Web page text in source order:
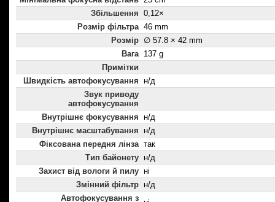
Збільшення 0,12×
Розмір фільтра 46 mm
Розмір ∅ 57.8 × 42 mm
Вага 137 g
Примітки
Швидкість автофокусування н/д
Звук приводу
автофокусування
Внутрішнє фокусування н/д
Внутрішнє масштабування
н/д
Фіксована передня лінза так
Тип байонету н/д
Захист від вологи й пилу ні
Змінний фільтр н/д
Автофокусування з